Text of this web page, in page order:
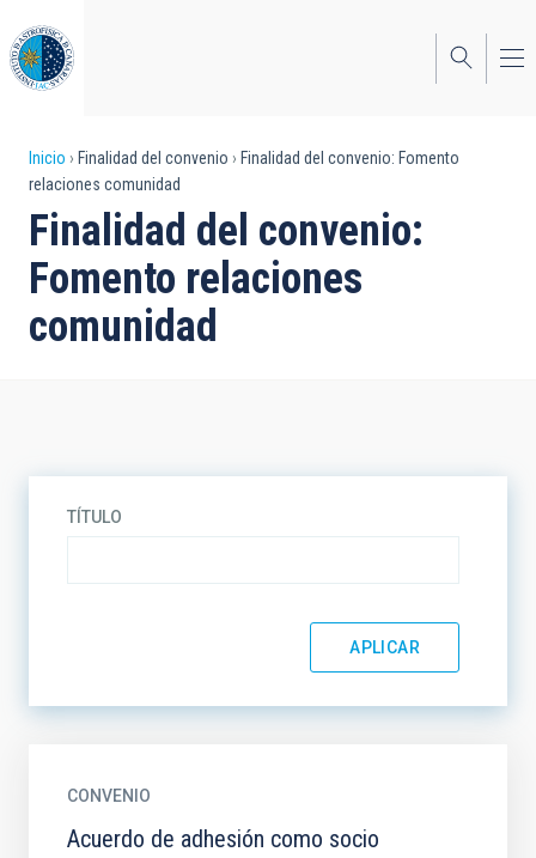
al
contenido
principal
Sobrescribir
enlaces
de
ayuda
a
Inicio Finalidad del convenio
Finalidad del convenio: Fomento
relaciones comunidad
Finalidad del convenio:
Fomento relaciones
comunidad
TÍTULO
CONVENIO
Acuerdo de adhesión como socio